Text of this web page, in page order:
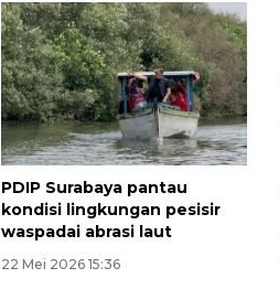
PDIP Surabaya pantau
kondisi lingkungan pesisir
waspadai abrasi laut
22 Mei 2026 15:36